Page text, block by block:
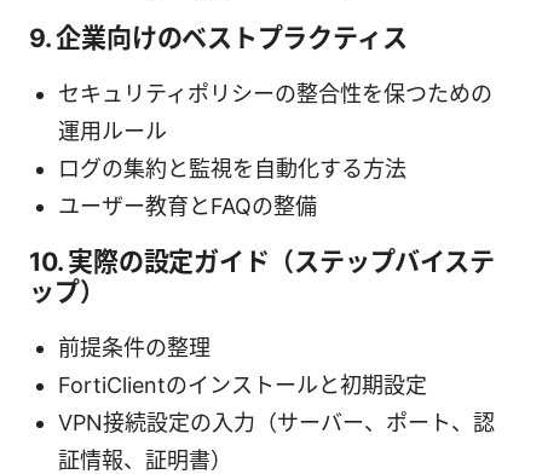
9. 企業向けのベストプラクティス
セキュリティポリシーの整合性を保つための
運用ルール
ログの集約と監視を自動化する方法
ユーザー教育とFAQの整備
10. 実際の設定ガイド（ステップバイステ
ップ）
前提条件の整理
FortiClientのインストールと初期設定
VPN接続設定の入力（サーバー、ポート、認
証情報、証明書）